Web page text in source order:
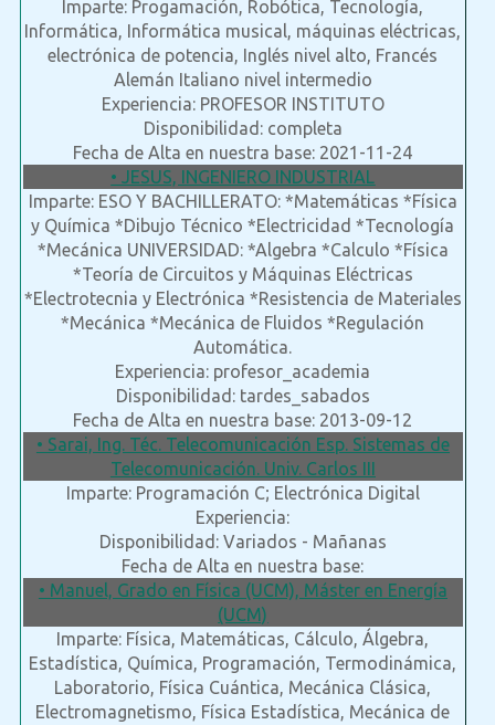
Imparte: Progamación, Robótica, Tecnología,
Informática, Informática musical, máquinas eléctricas,
electrónica de potencia, Inglés nivel alto, Francés
Alemán Italiano nivel intermedio
Experiencia: PROFESOR INSTITUTO
Disponibilidad: completa
Fecha de Alta en nuestra base: 2021-11-24
• JESUS, INGENIERO INDUSTRIAL
Imparte: ESO Y BACHILLERATO: *Matemáticas *Física
y Química *Dibujo Técnico *Electricidad *Tecnología
*Mecánica UNIVERSIDAD: *Algebra *Calculo *Física
*Teoría de Circuitos y Máquinas Eléctricas
*Electrotecnia y Electrónica *Resistencia de Materiales
*Mecánica *Mecánica de Fluidos *Regulación
Automática.
Experiencia: profesor_academia
Disponibilidad: tardes_sabados
Fecha de Alta en nuestra base: 2013-09-12
• Sarai, Ing. Téc. Telecomunicación Esp. Sistemas de
Telecomunicación. Univ. Carlos III
Imparte: Programación C; Electrónica Digital
Experiencia:
Disponibilidad: Variados - Mañanas
Fecha de Alta en nuestra base:
• Manuel, Grado en Física (UCM), Máster en Energía
(UCM)
Imparte: Física, Matemáticas, Cálculo, Álgebra,
Estadística, Química, Programación, Termodinámica,
Laboratorio, Física Cuántica, Mecánica Clásica,
Electromagnetismo, Física Estadística, Mecánica de